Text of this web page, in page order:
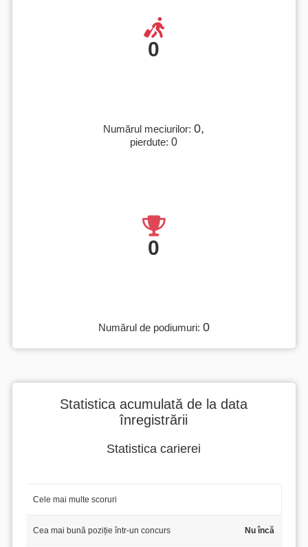
0
Numărul meciurilor:0,
pierdute:0
0
Numărul de podiumuri: 0
Statistica acumulată de la data
înregistrării
Statistica carierei
Cele mai multe scoruri
Cea mai bună poziție într-un concurs Nu încă